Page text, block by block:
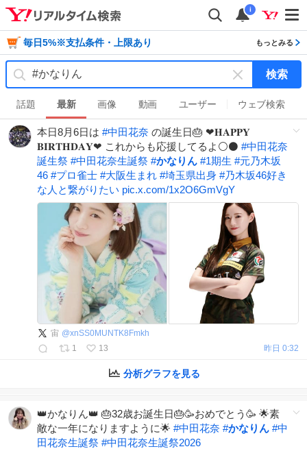
i
毎日5%※支払条件・上限あり もっとみる
キ
ー
ワ
ー
ド
を
消
検索
話題 最新 画像 動画 ユーザー ウェブ検索
本日8月6日は #中田花奈 の誕生日🎂 ❤︎𝐇𝐀𝐏𝐏𝐘
𝐁𝐈𝐑𝐓𝐇𝐃𝐀𝐘❤︎ これからも応援してるよ⚪️⚫ #中田花奈
誕生祭 #中田花奈生誕祭 #かなりん #1期生 #元乃木坂
46 #プロ雀士 #大阪生まれ #埼玉県出身 #乃木坂46好き
な人と繋がりたい pic.x.com/1x2O6GmVgY
宙 @xnSS0MUNTK8Fmkh
1
13 昨日 0:32
分析グラフを見る
👑かなりん👑 🎂32歳お誕生日🎂🥳おめでとう🥳 🌟素
敵な一年になりますように🌟 #中田花奈 #かなりん #中
田花奈生誕祭 #中田花奈生誕祭2026